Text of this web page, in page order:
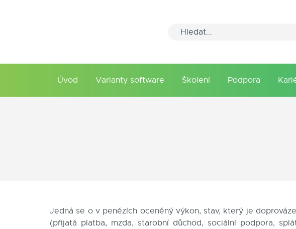
Úvod Varianty software Školení Podpora
Jedná se o v penězích oceněný výkon, stav, který je
(přijatá platba, mzda, starobní důchod, sociální podpora,